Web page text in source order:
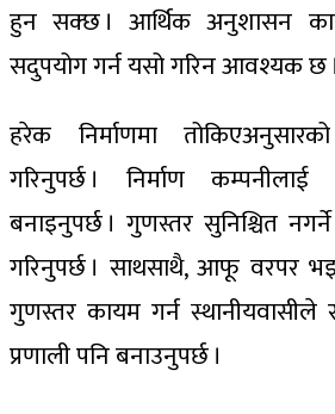
हुन सक्छ । आर्थिक अनुशासन
सदुपयोग गर्न यसो गरिन आवश्यक छ ।
हरेक निर्माणमा
गरिनुपर्छ । निर्माण
बनाइनुपर्छ । गुणस्तर सुनिश्चित
गरिनुपर्छ । साथसाथै, आफू वरपर
गुणस्तर कायम गर्न स्थानीयवासीले
प्रणाली पनि बनाउनुपर्छ ।